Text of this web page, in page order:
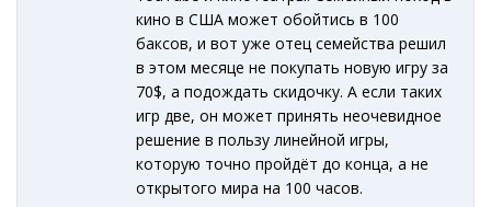
кино в США может обойтись в 100
баксов, и вот уже отец семейства решил
в этом месяце не покупать новую игру за
70$, а подождать скидочку. А если таких
игр две, он может принять неочевидное
решение в пользу линейной игры,
которую точно пройдёт до конца, а не
открытого мира на 100 часов.